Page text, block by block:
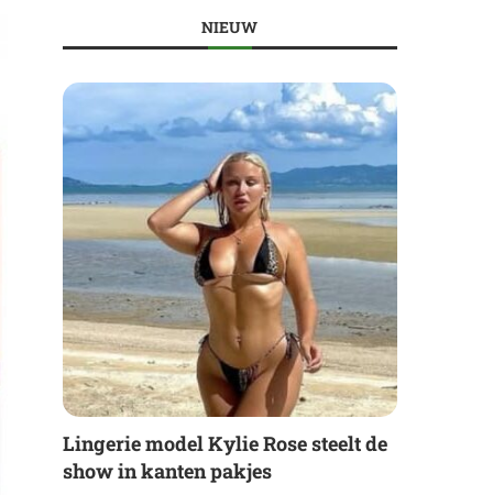
NIEUW
Lingerie model Kylie Rose steelt de
show in kanten pakjes